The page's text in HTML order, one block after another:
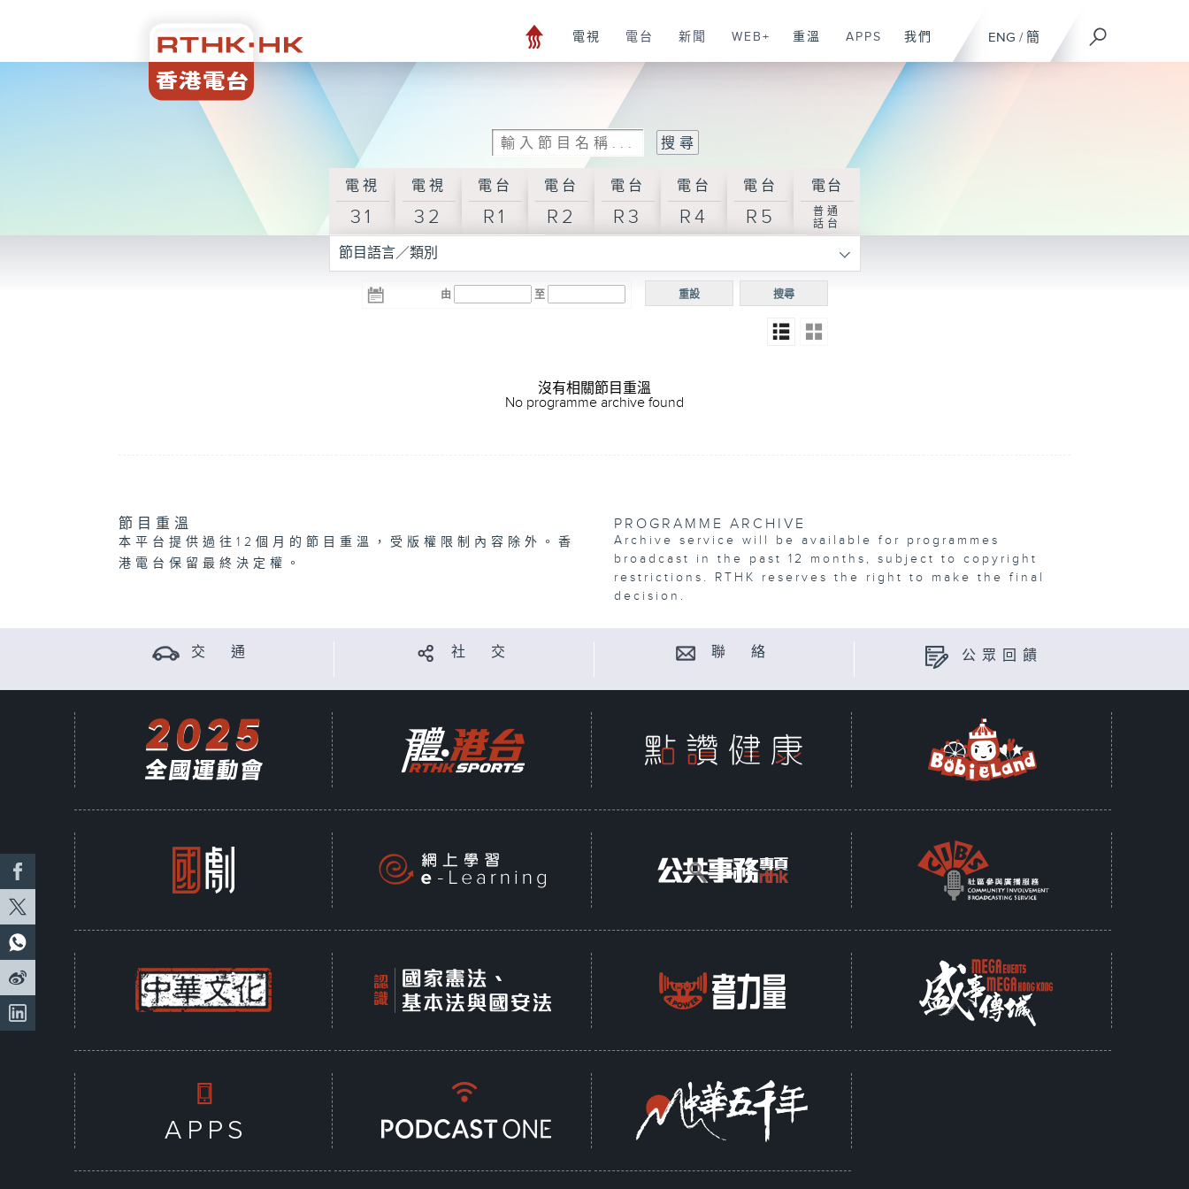
ENG / 簡
電視 電台 新聞 WEB+ 重溫 APPS 我們
電視
31
電視
32
電台
R1
電台
R2
電台
R3
電台
R4
電台
R5
電台
普通
話台
節目語言／類別
由 至 搜尋
重設
沒有相關節目重溫
No programme archive found
節目重溫
本平台提供過往12個月的節目重溫，受版權限制內容除外。香
港電台保留最終決定權。
PROGRAMME ARCHIVE
Archive service will be available for programmes
broadcast in the past 12 months, subject to copyright
restrictions. RTHK reserves the right to make the final
decision.
交 通 社 交 聯 絡 公眾回饋